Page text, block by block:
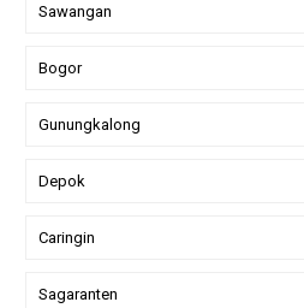
Sawangan
Bogor
Gunungkalong
Depok
Caringin
Sagaranten